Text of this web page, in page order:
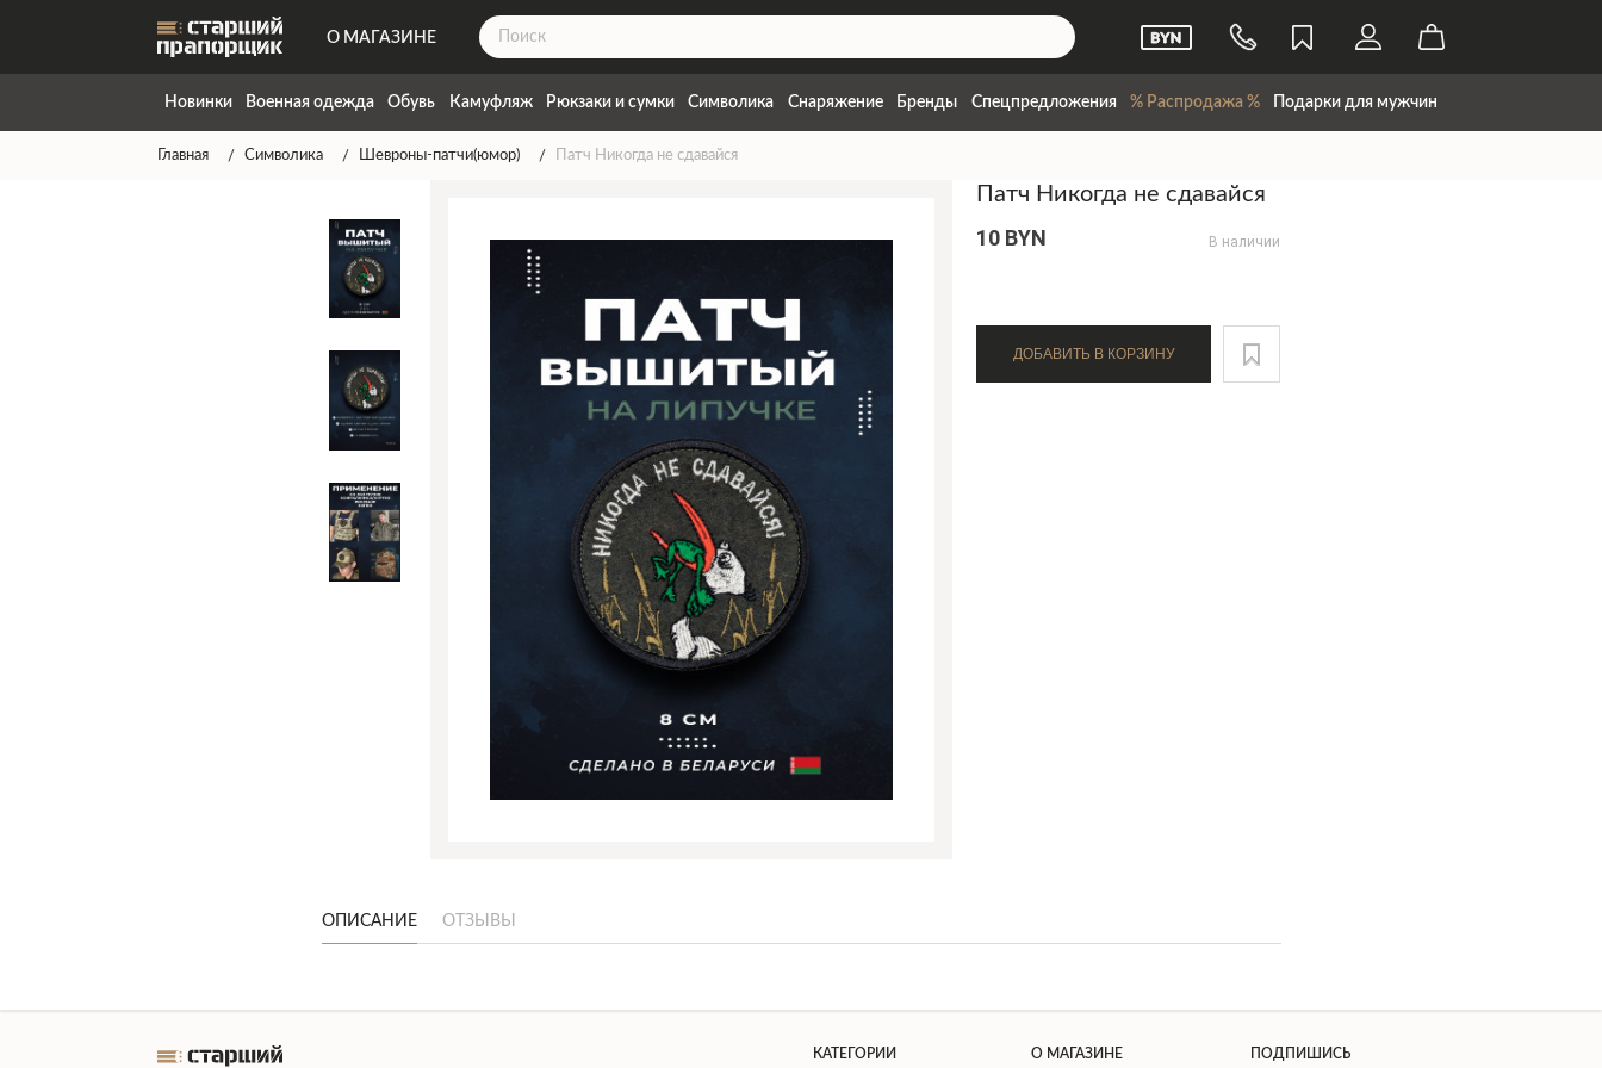
О МАГАЗИНЕ
ДОСТАВКА
КОНТАКТЫ
ТАБЛИЦА РАЗМЕРОВ
ГАРАНТИЯ
Новинки Военная одежда Обувь Камуфляж Рюкзаки и сумки Символика Снаряжение Бренды Спецпредложения % Распродажа % Подарки для мужчин
Главная Символика Шевроны-патчи(юмор) Патч Никогда не сдавайся
Патч Никогда не сдавайся
10 BYN В наличии
ДОБАВИТЬ В КОРЗИНУ
ОПИСАНИЕ ОТЗЫВЫ
КАТЕГОРИИ О МАГАЗИНЕ ПОДПИШИСЬ